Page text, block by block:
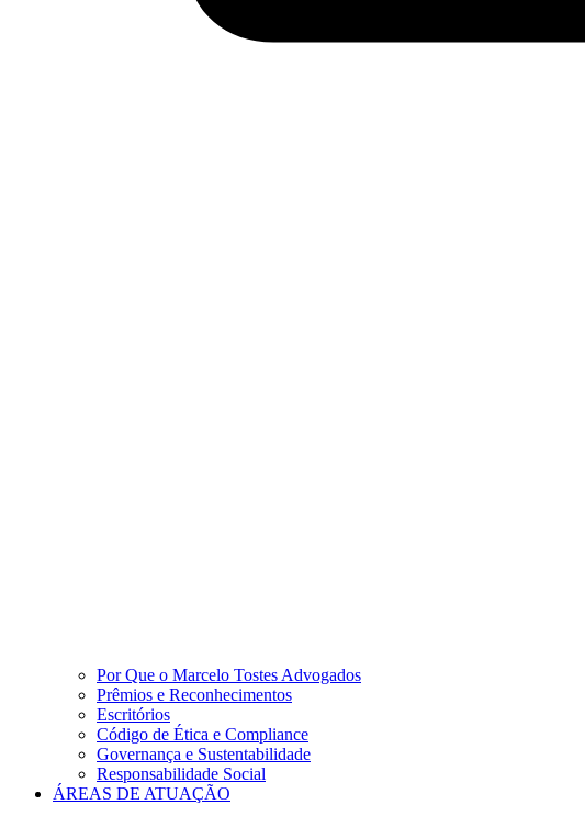
Por Que o Marcelo Tostes Advogados
Prêmios e Reconhecimentos
Escritórios
Código de Ética e Compliance
Governança e Sustentabilidade
Responsabilidade Social
ÁREAS DE ATUAÇÃO